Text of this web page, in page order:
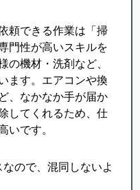
頼できる作業は「掃
門性が高いスキルを
の機材・洗剤など、
ます。エアコンや換
、なかなか手が届か
してくれるため、仕
いです。
ので、混同しないよ